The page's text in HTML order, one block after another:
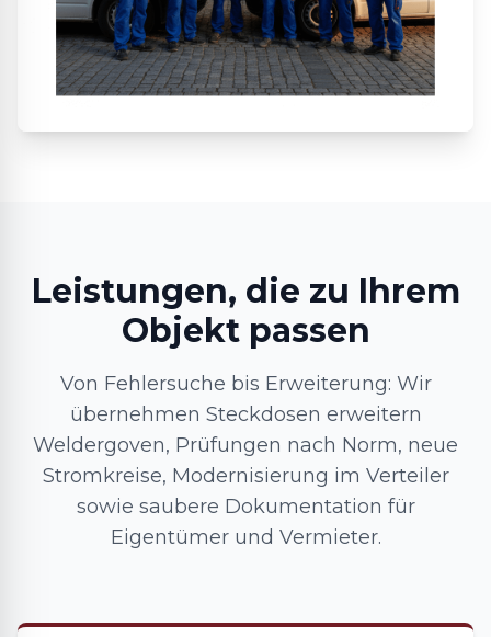
Leistungen, die zu Ihrem
Objekt passen
Von Fehlersuche bis Erweiterung: Wir
übernehmen Steckdosen erweitern
Weldergoven, Prüfungen nach Norm, neue
Stromkreise, Modernisierung im Verteiler
sowie saubere Dokumentation für
Eigentümer und Vermieter.